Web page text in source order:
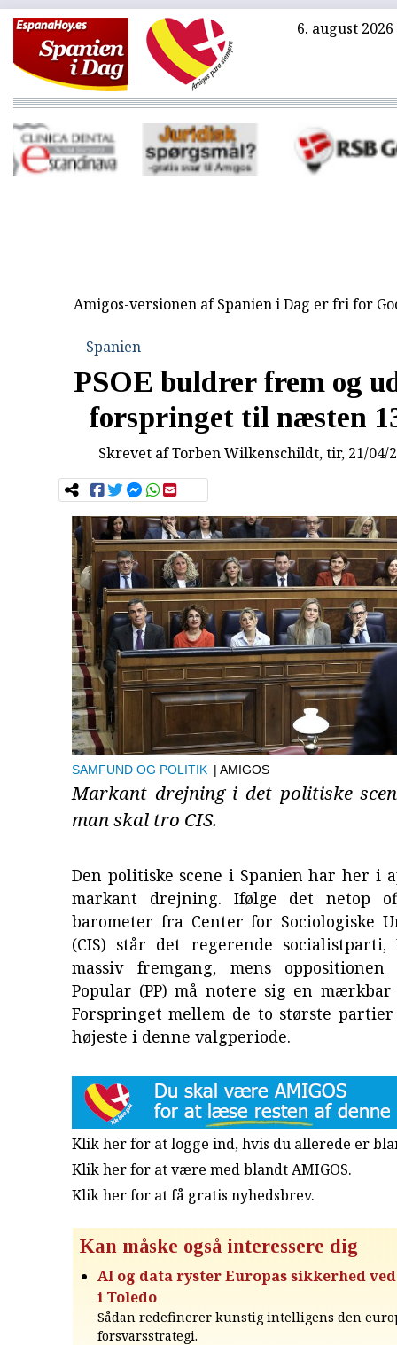
6. august 2026
Amigos-versionen af Spanien i Dag er fri for
Spanien
PSOE buldrer frem og
forspringet til næsten
Skrevet afTorben Wilkenschildt, tir, 21/04/
SAMFUND OG POLITIK | AMIGOS
Markant drejning i det politiske
man skal tro CIS.
Den politiske scene i Spanien har her i
markant drejning. Ifølge det netop
barometer fra Center for Sociologiske
(CIS) står det regerende socialistparti,
massiv fremgang, mens
Popular (PP) må notere sig en mærkbar
Forspringet mellem de to største
højeste i denne valgperiode.
Klik her for at logge ind, hvis du allerede er
Klik her for at være med blandt AMIGOS.
Klik her for at få gratis nyhedsbrev.
Kan måske også interessere dig
AI og data ryster Europas sikkerhed
i Toledo
Sådan redefinerer kunstig intelligens den
forsvarsstrategi.